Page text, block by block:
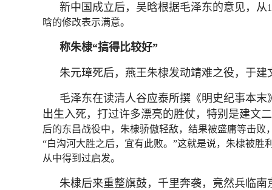
新中国成立后，吴晗根据毛泽东的意见，从
晗的修改表示满意。
称朱棣“搞得比较好”
朱元璋死后，燕王朱棣发动靖难之役，于建
毛泽东在读清人谷应泰所撰《明史纪事本
出生入死，打过许多漂亮的胜仗，特别是建文
后的东昌战役中，朱棣骄傲轻敌，结果被盛庸等击
“白沟河大胜之后，宜有此败。”这就是说，朱棣被
从中得到过启发。
朱棣后来重整旗鼓，千里奔袭，竟然兵临